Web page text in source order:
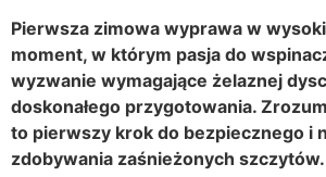
Pierwsza zimowa wyprawa w
moment, w którym pasja do
wyzwanie wymagające żelaznej
doskonałego przygotowania.
to pierwszy krok do bezpiecznego i
zdobywania zaśnieżonych szczytów.